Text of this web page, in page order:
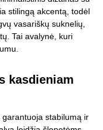
stilingą akcentą, todėl
vasariškų suknelių,
Tai avalynė, kuri
kasdieniam
stabilumą ir